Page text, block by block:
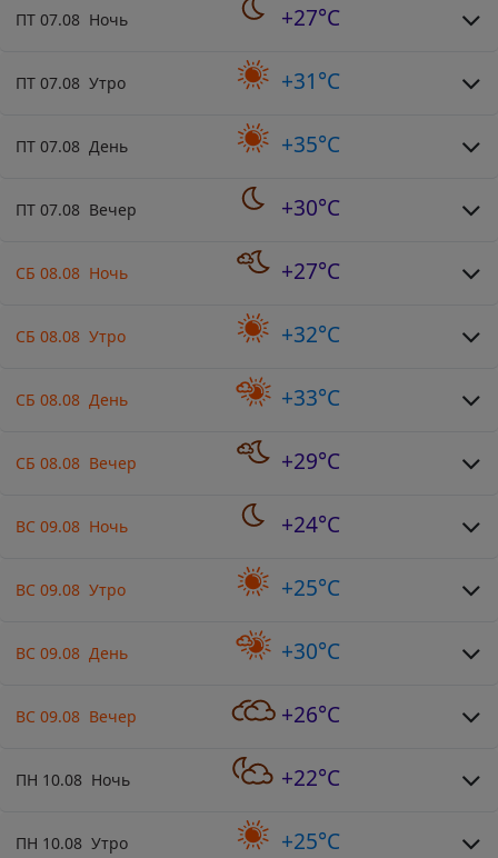
ПТ 07.08 Ночь +27°C
ПТ 07.08 Утро +31°C
ПТ 07.08 День +35°C
ПТ 07.08 Вечер +30°C
СБ 08.08 Ночь +27°C
СБ 08.08 Утро +32°C
СБ 08.08 День +33°C
СБ 08.08 Вечер +29°C
ВС 09.08 Ночь +24°C
ВС 09.08 Утро +25°C
ВС 09.08 День +30°C
ВС 09.08 Вечер +26°C
ПН 10.08 Ночь +22°C
ПН 10.08 Утро +25°C